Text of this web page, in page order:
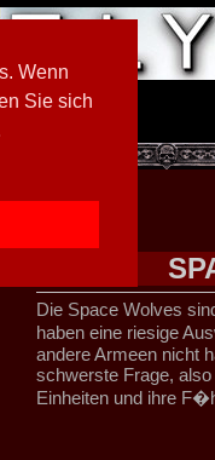
Wenn
Sie sich
Die Space Wolves
haben eine riesige
andere Armeen nicht
schwerste Frage,
Einheiten und ihre